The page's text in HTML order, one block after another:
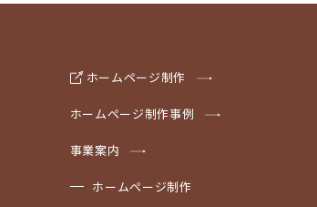
ホームページ制作
ホームページ制作事例
事業案内
ホームページ制作